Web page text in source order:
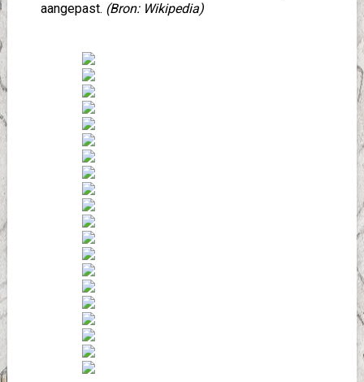
aangepast. (Bron: Wikipedia)